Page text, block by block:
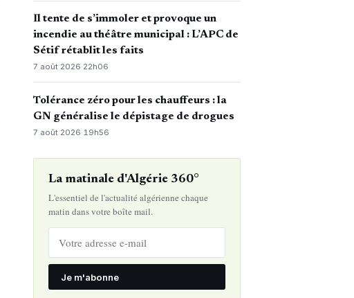
Il tente de s’immoler et provoque un
incendie au théâtre municipal : L’APC de
Sétif rétablit les faits
7 août 2026·22h06
Tolérance zéro pour les chauffeurs : la
GN généralise le dépistage de drogues
7 août 2026· 19h56
La matinale d'Algérie 360°
L'essentiel de l'actualité algérienne chaque
matin dans votre boîte mail.
Je m'abonne